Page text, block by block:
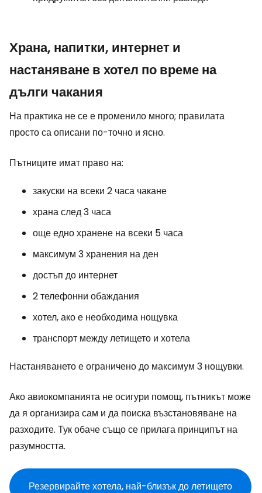
Храна, напитки, интернет и
настаняване в хотел по време на
дълги чакания
На практика не се е променило много; правилата
просто са описани по-точно и ясно.
Пътниците имат право на:
закуски на всеки 2 часа чакане
храна след 3 часа
още едно хранене на всеки 5 часа
максимум 3 хранения на ден
достъп до интернет
2 телефонни обаждания
хотел, ако е необходима нощувка
транспорт между летището и хотела
Настаняването е ограничено до максимум 3 нощувки.
Ако авиокомпанията не осигури помощ, пътникът може
да я организира сам и да поиска възстановяване на
разходите. Тук обаче също се прилага принципът на
разумността.
Резервирайте хотела, най-близък до летището